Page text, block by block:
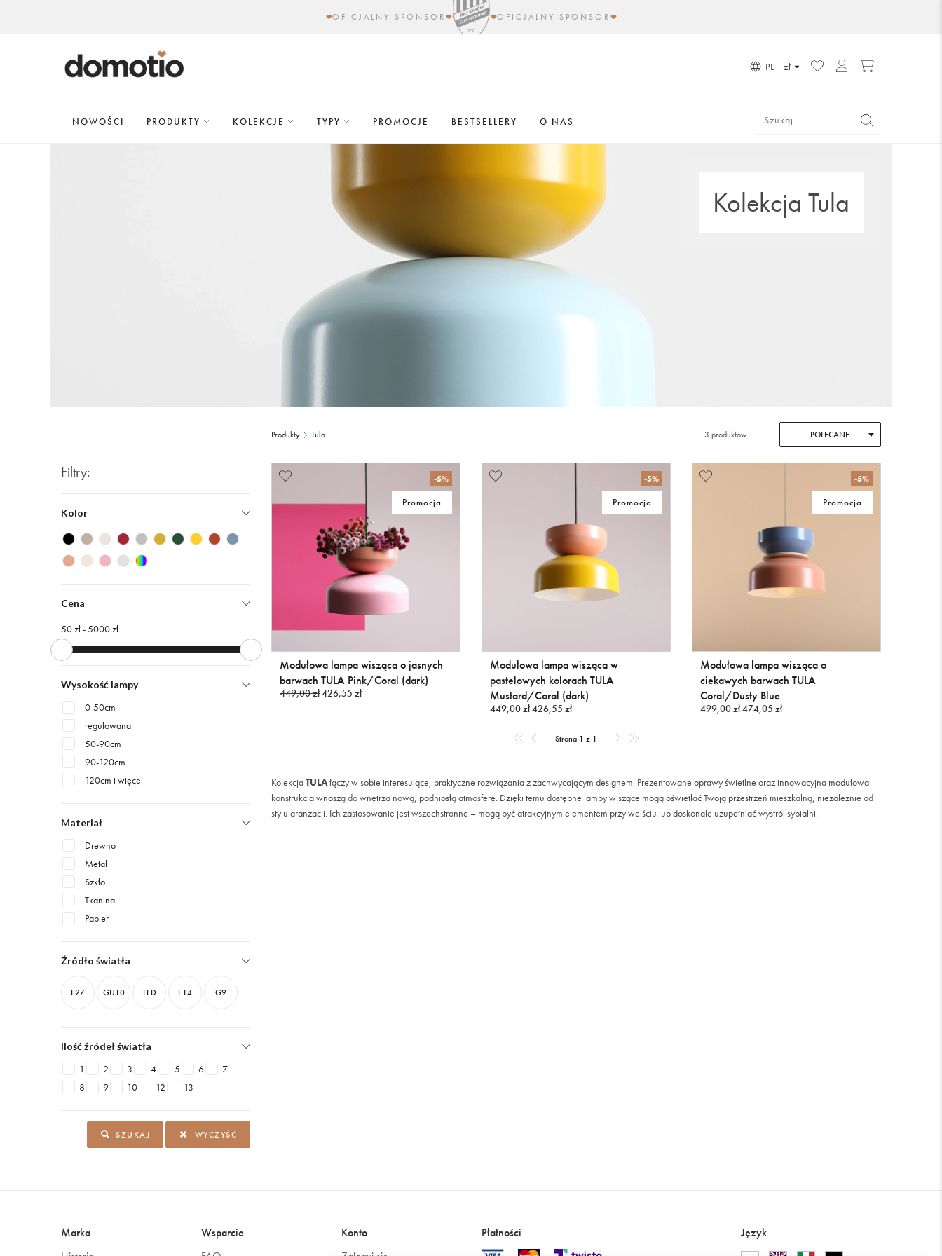
OFICJALNY SPONSOR OFICJALNY SPONSOR
PL zł
NOWOŚCI PRODUKTY KOLEKCJE TYPY PROMOCJE BESTSELLERY O NAS
Kolekcja Tula
Filtry:
Kolor
Cena
50 zł -5000 zł
Wysokość lampy
0-50cm
regulowana
50-90cm
90-120cm
120cm i więcej
Materiał
Drewno
Metal
Szkło
Tkanina
Papier
Źródło światła
E27 GU10 LED E14 G9
Ilość źródeł światła
1 2 3 4 5 6
7
8
9 10 12 13
SZUKAJ WYCZYŚĆ
Produkty Tula 3 produktów POLECANE
-5%
Promocja
Modułowa lampa wisząca o jasnych
barwach TULA Pink/Coral (dark)
449,00 zł426,55 zł
-5%
Promocja
Modułowa lampa wisząca w
pastelowych kolorach TULA
Mustard/Coral (dark)
449,00 zł426,55 zł
-5%
Promocja
Modułowa lampa wisząca o
ciekawych barwach TULA
Coral/Dusty Blue
499,00 zł474,05 zł
Strona 1 z 1
KolekcjaTULAłączy w sobie interesujące, praktyczne rozwiązania z zachwycającym designem. Prezentowane oprawy świetlne oraz innowacyjna modułowa
konstrukcja wnoszą do wnętrza nową, podniosłą atmosferę. Dzięki temu dostępne lampy wiszące mogą oświetlać Twoją przestrzeń mieszkalną, niezależnie od
stylu aranżacji. Ich zastosowanie jest wszechstronne – mogą być atrakcyjnym elementem przy wejściu lub doskonale uzupełniać wystrój sypialni.
Marka
Wsparcie
Konto
Płatności Język